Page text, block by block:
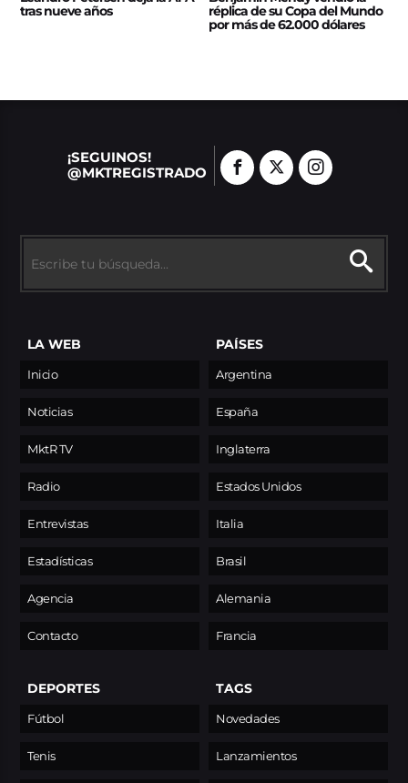
tras nueve años
réplica de su Copa del Mundo
por más de 62.000 dólares
¡SEGUINOS!
@MKTREGISTRADO
LA WEB
Inicio
Noticias
MktR TV
Radio
Entrevistas
Estadísticas
Agencia
Contacto
PAÍSES
Argentina
España
Inglaterra
Estados Unidos
Italia
Brasil
Alemania
Francia
DEPORTES
Fútbol
Tenis
TAGS
Novedades
Lanzamientos